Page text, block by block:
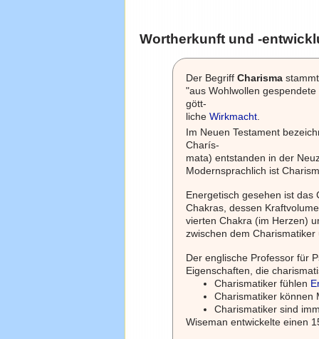
Wortherkunft und -
Der BegriffCharisma
"aus Wohlwollen
gött-
licheWirkmacht
Im Neuen Testament
Charís-
mata) entstanden in der
Modernsprachlich ist
Energetisch gesehen ist das
Chakras, dessen
vierten Chakra (im Herzen)
zwischen dem
Der englische Professor für
Eigenschaften, die
Charismatiker fühlen
Charismatiker können
Charismatiker sind
Wiseman entwickelte einen